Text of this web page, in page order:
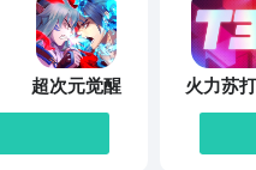
超次元觉醒
火力苏